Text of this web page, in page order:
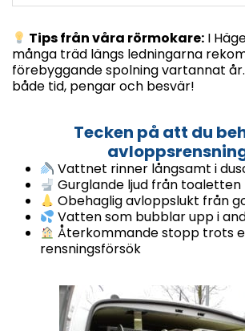
Tips från våra rörmokare: I
många träd längs ledningarna
förebyggande spolning vartannat
både tid, pengar och besvär!
Tecken på att du
Vattnet rinner långsamt i
Gurglande ljud från toaletten
Obehaglig avloppslukt från
Vatten som bubblar upp i
Återkommande stopp trots
rensningsförsök